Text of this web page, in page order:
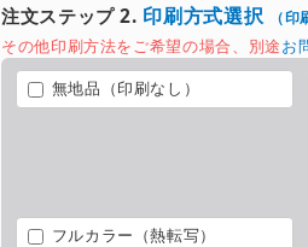
注文ステップ 2. 印刷方式選択 （印
その他印刷方法をご希望の場合、別途お
無地品（印刷なし）
フルカラー（熱転写）